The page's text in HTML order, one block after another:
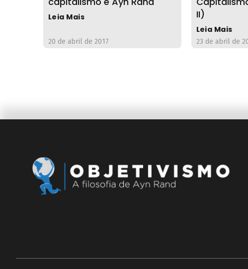
Leia Mais
20 de abril de 2017
II)
Leia Mais
23 de abril de